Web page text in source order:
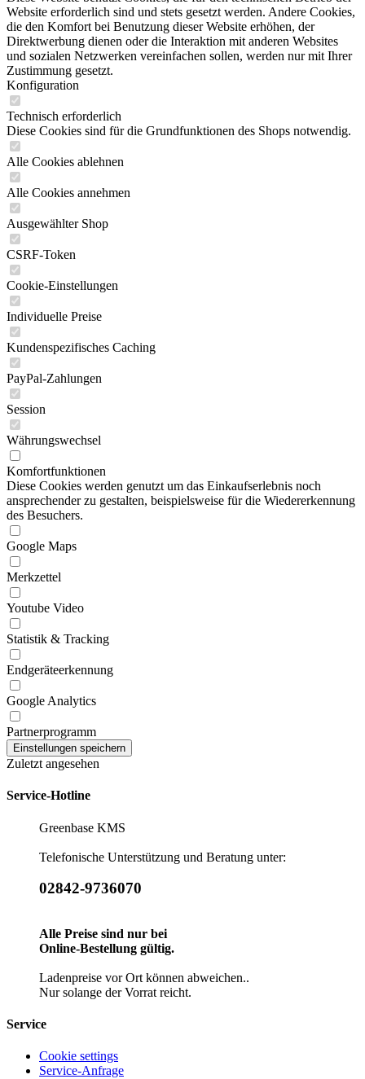
Website erforderlich sind und stets gesetzt werden. Andere Cookies,
die den Komfort bei Benutzung dieser Website erhöhen, der
Direktwerbung dienen oder die Interaktion mit anderen Websites
und sozialen Netzwerken vereinfachen sollen, werden nur mit Ihrer
Zustimmung gesetzt.
Konfiguration
Technisch erforderlich
Diese Cookies sind für die Grundfunktionen des Shops notwendig.
Alle Cookies ablehnen
Alle Cookies annehmen
Ausgewählter Shop
CSRF-Token
Cookie-Einstellungen
Individuelle Preise
Kundenspezifisches Caching
PayPal-Zahlungen
Session
Währungswechsel
Komfortfunktionen
Diese Cookies werden genutzt um das Einkaufserlebnis noch
ansprechender zu gestalten, beispielsweise für die Wiedererkennung
des Besuchers.
Google Maps
Merkzettel
Youtube Video
Statistik & Tracking
Endgeräteerkennung
Google Analytics
Partnerprogramm
Zuletzt angesehen
Service-Hotline
Greenbase KMS
Telefonische Unterstützung und Beratung unter:
02842-9736070
Alle Preise sind nur bei
Online-Bestellung gültig.
Ladenpreise vor Ort können abweichen..
Nur solange der Vorrat reicht.
Service
Cookie settings
Service-Anfrage